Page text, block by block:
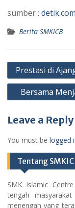
sumber : detik.com
Berita SMKICB
Post
navigation
Prestasi di
Bersama
Leave a Reply
You must be logged
Tentang
SMK Islamic
tengah
menengah yang